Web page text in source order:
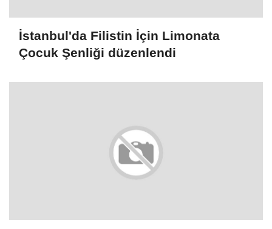
İstanbul'da Filistin İçin Limonata
Çocuk Şenliği düzenlendi